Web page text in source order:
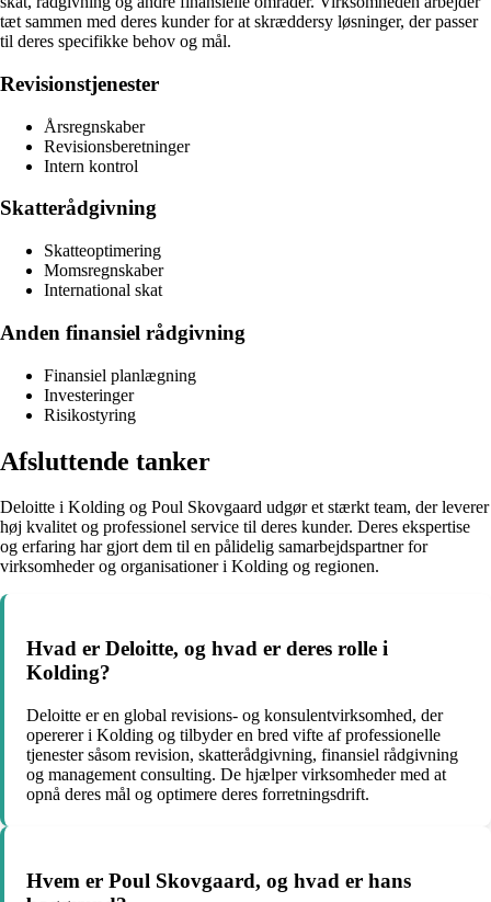
tæt sammen med deres kunder for at skræddersy løsninger, der passer
til deres specifikke behov og mål.
Revisionstjenester
Årsregnskaber
Revisionsberetninger
Intern kontrol
Skatterådgivning
Skatteoptimering
Momsregnskaber
International skat
Anden finansiel rådgivning
Finansiel planlægning
Investeringer
Risikostyring
Afsluttende tanker
Deloitte i Kolding og Poul Skovgaard udgør et stærkt team, der leverer
høj kvalitet og professionel service til deres kunder. Deres ekspertise
og erfaring har gjort dem til en pålidelig samarbejdspartner for
virksomheder og organisationer i Kolding og regionen.
Hvad er Deloitte, og hvad er deres rolle i
Kolding?
Deloitte er en global revisions- og konsulentvirksomhed, der
opererer i Kolding og tilbyder en bred vifte af professionelle
tjenester såsom revision, skatterådgivning, finansiel rådgivning
og management consulting. De hjælper virksomheder med at
opnå deres mål og optimere deres forretningsdrift.
Hvem er Poul Skovgaard, og hvad er hans